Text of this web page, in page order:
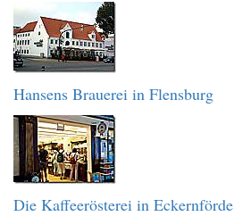
Hansens Brauerei in Flensburg
Die Kaffeerösterei in Eckernförde